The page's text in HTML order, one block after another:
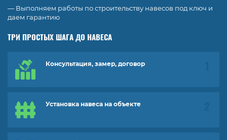
— Выполняем работы по строительству навесов под ключ и
даем гарантию
ТРИ ПРОСТЫХ ШАГА ДО НАВЕСА
Консультация, замер, договор
Установка навеса на объекте